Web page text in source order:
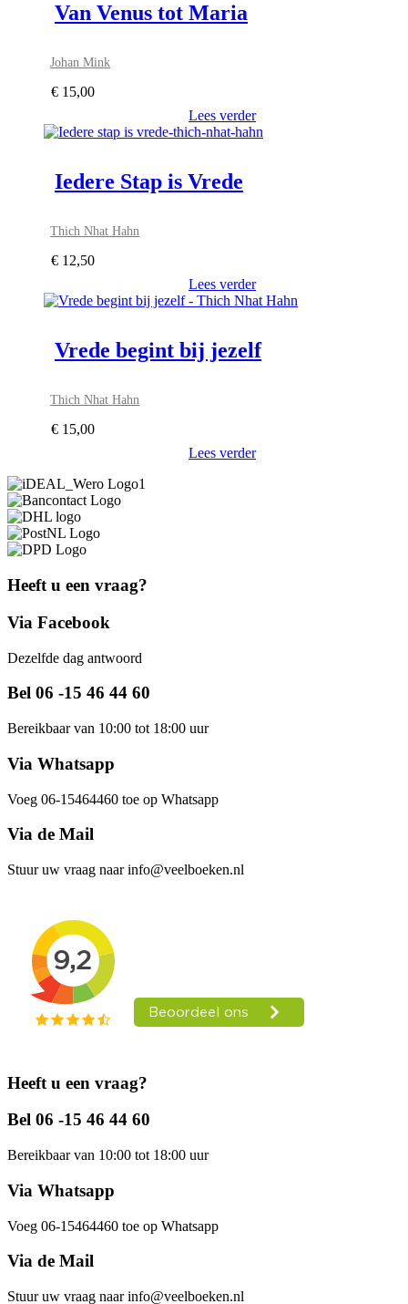
Van Venus tot Maria
Johan Mink
€ 15,00
Lees verder
Iedere Stap is Vrede
Thich Nhat Hahn
€ 12,50
Lees verder
Vrede begint bij jezelf
Thich Nhat Hahn
€ 15,00
Lees verder
Heeft u een vraag?
Via Facebook
Dezelfde dag antwoord
Bel 06 -15 46 44 60
Bereikbaar van 10:00 tot 18:00 uur
Via Whatsapp
Voeg 06-15464460 toe op Whatsapp
Via de Mail
Stuur uw vraag naar info@veelboeken.nl
Heeft u een vraag?
Bel 06 -15 46 44 60
Bereikbaar van 10:00 tot 18:00 uur
Via Whatsapp
Voeg 06-15464460 toe op Whatsapp
Via de Mail
Stuur uw vraag naar info@veelboeken.nl